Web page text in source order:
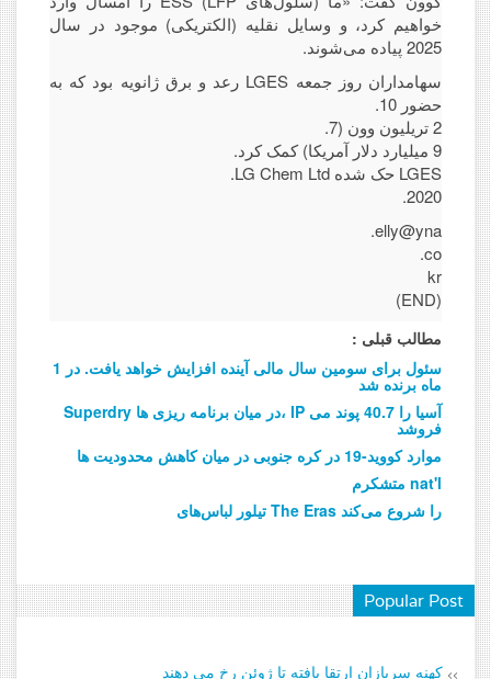
خواهیم کرد، و وسایل نقلیه (الکتریکی) موجود در سال
2025 پیاده می‌شوند.
سهامداران روز جمعه LGES رعد و برق ژانویه بود که به
حضور 10.
2 تریلیون وون (7.
9 میلیارد دلار آمریکا) کمک کرد.
LGES حک شده LG Chem Ltd.
2020.
elly@yna.
co.
kr
(END)
مطالب قبلی :
سئول برای سومین سال مالی آینده افزایش خواهد یافت. در 1
ماه برنده شد
Superdry در میان برنامه ریزی ها، IP آسیا را 40.7 پوند می
فروشد
موارد کووید-19 در کره جنوبی در میان کاهش محدودیت ها
متشکرم nat'l
تیلور لباس‌های The Eras را شروع می‌کند
Popular Post
>> کهنه سربازان ارتقا یافته تا ژوئن رخ می دهند